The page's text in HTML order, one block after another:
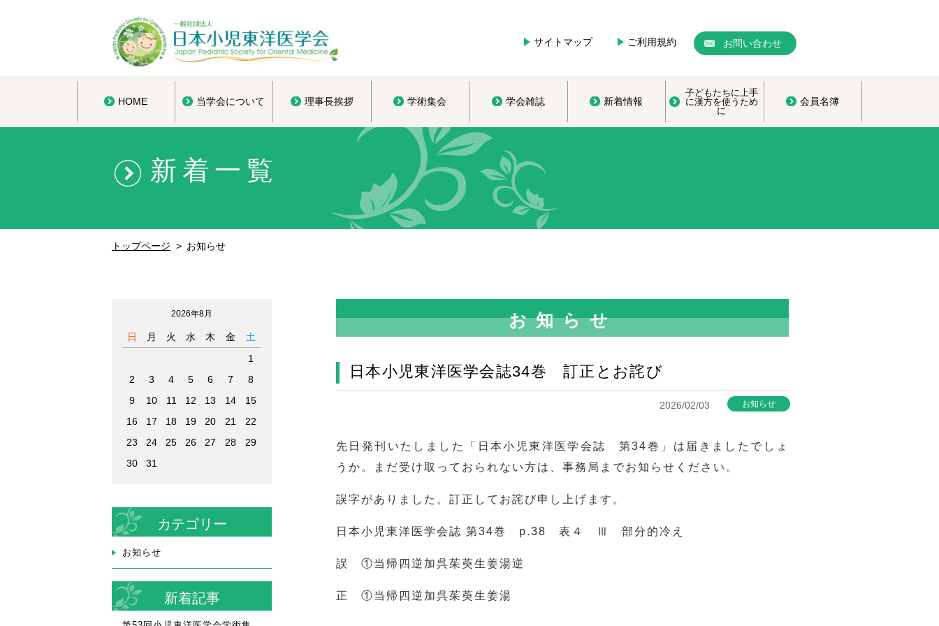
サイトマップ ご利用規約 お問い合わせ
HOME 当学会について 理事長挨拶 学術集会 学会雑誌 新着情報
子どもたちに上手
に漢方を使うため
に
会員名簿
新着一覧
トップページ お知らせ
お知らせ
日本小児東洋医学会誌34巻 訂正とお詫び
2026/02/03 お知らせ
先日発刊いたしました「日本小児東洋医学会誌 第34巻」は届きましたでしょ
うか。まだ受け取っておられない方は、事務局までお知らせください。
誤字がありました。訂正してお詫び申し上げます。
日本小児東洋医学会誌 第34巻 p.38 表４ Ⅲ 部分的冷え
誤 ①当帰四逆加呉茱萸生姜湯逆
正 ①当帰四逆加呉茱萸生姜湯
2026年8月
日 月 火 水 木 金
土
1
2
3 4 5 6 7
8
9
10 11 12 13 14
15
16
17 18 19 20 21
22
23
24 25 26 27 28
29
30
31
カテゴリー
お知らせ
新着記事